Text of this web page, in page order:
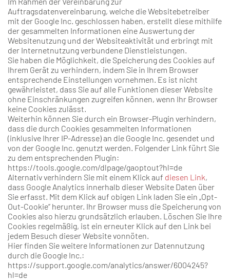
Auftragsdatenvereinbarung, welche die Websitebetreiber
mit der Google Inc. geschlossen haben, erstellt diese mithilfe
der gesammelten Informationen eine Auswertung der
Websitenutzung und der Websiteaktivität und erbringt mit
der Internetnutzung verbundene Dienstleistungen.
Sie haben die Möglichkeit, die Speicherung des Cookies auf
Ihrem Gerät zu verhindern, indem Sie in Ihrem Browser
entsprechende Einstellungen vornehmen. Es ist nicht
gewährleistet, dass Sie auf alle Funktionen dieser Website
ohne Einschränkungen zugreifen können, wenn Ihr Browser
keine Cookies zulässt.
Weiterhin können Sie durch ein Browser-Plugin verhindern,
dass die durch Cookies gesammelten Informationen
(inklusive Ihrer IP-Adresse) an die Google Inc. gesendet und
von der Google Inc. genutzt werden. Folgender Link führt Sie
zu dem entsprechenden Plugin:
https://tools.google.com/dlpage/gaoptout?hl=de
Alternativ verhindern Sie mit einem Klick auf diesen Link,
dass Google Analytics innerhalb dieser Website Daten über
Sie erfasst. Mit dem Klick auf obigen Link laden Sie ein „Opt-
Out-Cookie“ herunter. Ihr Browser muss die Speicherung von
Cookies also hierzu grundsätzlich erlauben. Löschen Sie Ihre
Cookies regelmäßig, ist ein erneuter Klick auf den Link bei
jedem Besuch dieser Website vonnöten.
Hier finden Sie weitere Informationen zur Datennutzung
durch die Google Inc.:
https://support.google.com/analytics/answer/6004245?
hl=de